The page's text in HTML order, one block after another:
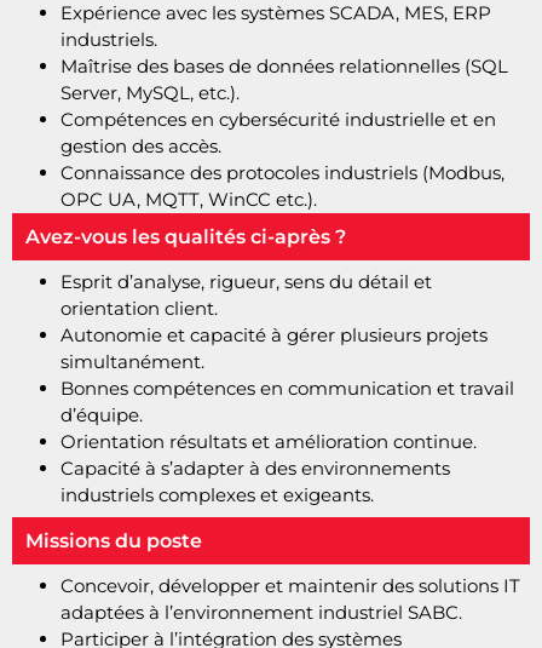
Expérience avec les systèmes SCADA, MES, ERP
industriels.
Maîtrise des bases de données relationnelles (SQL
Server, MySQL, etc.).
Compétences en cybersécurité industrielle et en
gestion des accès.
Connaissance des protocoles industriels (Modbus,
OPC UA, MQTT, WinCC etc.).
Avez-vous les qualités ci-après ?
Esprit d’analyse, rigueur, sens du détail et
orientation client.
Autonomie et capacité à gérer plusieurs projets
simultanément.
Bonnes compétences en communication et travail
d’équipe.
Orientation résultats et amélioration continue.
Capacité à s’adapter à des environnements
industriels complexes et exigeants.
Missions du poste
Concevoir, développer et maintenir des solutions IT
adaptées à l’environnement industriel SABC.
Participer à l’intégration des systèmes